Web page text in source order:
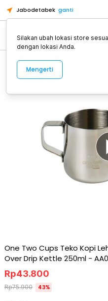
Jabodetabek ganti
Alat Kopi
One Two Cups Teko Kopi
Over Drip Kettle 250ml -
Rp43.800
Rp75.900 43%
Silakan ubah lokasi store
dengan lokasi Anda.
Mengerti